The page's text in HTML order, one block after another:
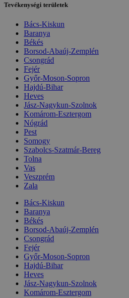
Tevékenységi területek
Bács-Kiskun
Baranya
Békés
Borsod-Abaúj-Zemplén
Csongrád
Fejér
Győr-Moson-Sopron
Hajdú-Bihar
Heves
Jász-Nagykun-Szolnok
Komárom-Esztergom
Nógrád
Pest
Somogy
Szabolcs-Szatmár-Bereg
Tolna
Vas
Veszprém
Zala
Bács-Kiskun
Baranya
Békés
Borsod-Abaúj-Zemplén
Csongrád
Fejér
Győr-Moson-Sopron
Hajdú-Bihar
Heves
Jász-Nagykun-Szolnok
Komárom-Esztergom